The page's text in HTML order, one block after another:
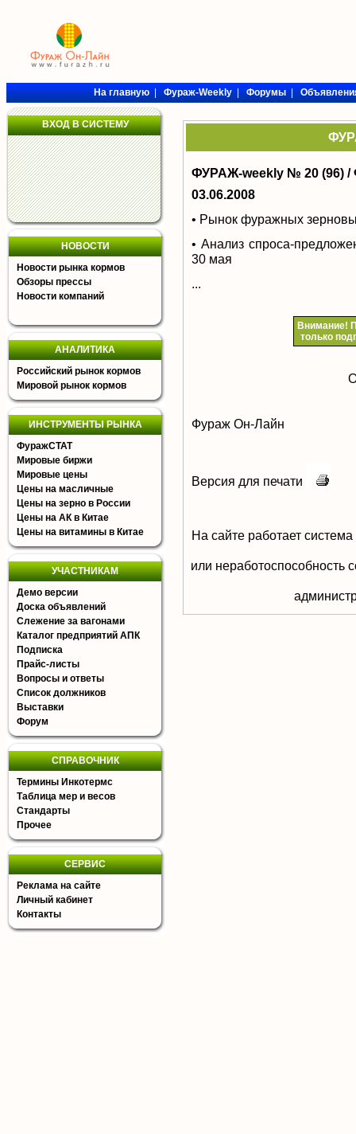
На главную|Фураж-Weekly|Форумы|
ВХОД В СИСТЕМУ
НОВОСТИ
Новости рынка кормов
Обзоры прессы
Новости компаний
АНАЛИТИКА
Российский рынок кормов
Мировой рынок кормов
ИНСТРУМЕНТЫ РЫНКА
ФуражСТАТ
Мировые биржи
Мировые цены
Цены на масличные
Цены на зерно в России
Цены на АК в Китае
Цены на витамины в Китае
УЧАСТНИКАМ
Демо версии
Доска объявлений
Слежение за вагонами
Каталог предприятий АПК
Подписка
Прайс-листы
Вопросы и ответы
Список должников
Выставки
Форум
СПРАВОЧНИК
Термины Инкотермс
Таблица мер и весов
Стандарты
Прочее
СЕРВИС
Реклама на сайте
Личный кабинет
Контакты
ФУРАЖ-weekly № 20 (96) /
03.06.2008
• Рынок фуражных
• Анализ спроса-
30 мая
...
Внимание!
только
Фураж Он-Лайн
Версия для печати
На сайте работает
или неработоспособность